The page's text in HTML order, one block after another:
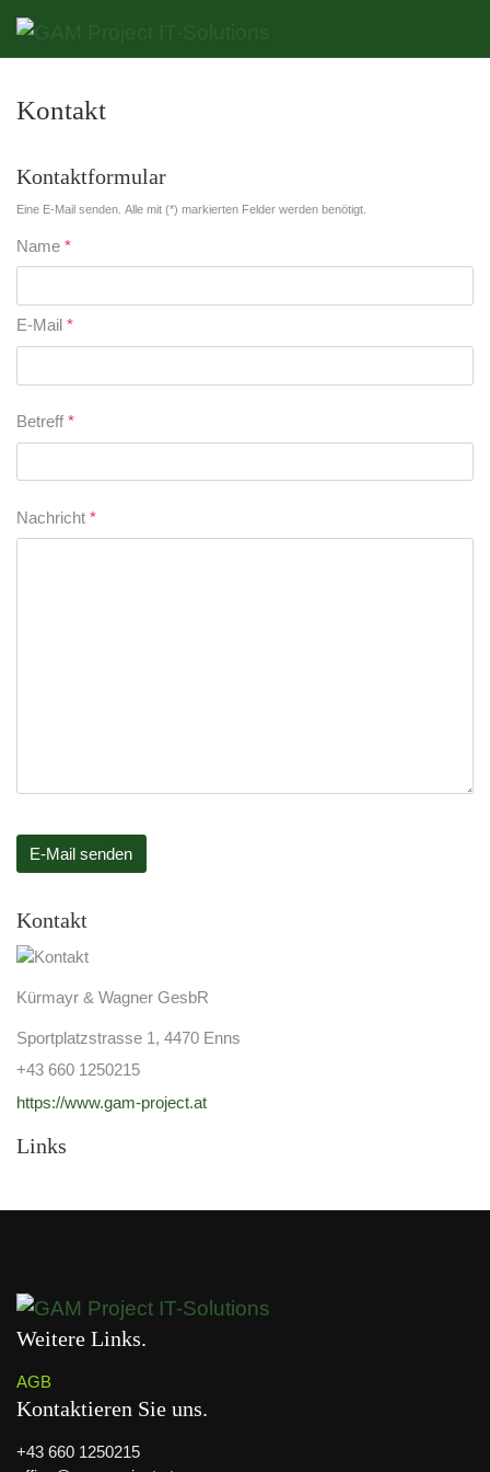
Kontakt
Kontaktformular
Eine E-Mail senden. Alle mit (*) markierten Felder werden benötigt.
Name *
E-Mail *
Betreff *
Nachricht *
E-Mail senden
Kontakt
Kürmayr & Wagner GesbR
Sportplatzstrasse 1, 4470 Enns
+43 660 1250215
https://www.gam-project.at
Links
Weitere Links
AGB
Kontaktieren Sie uns
+43 660 1250215